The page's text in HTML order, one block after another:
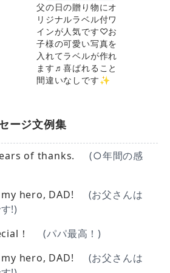
父の日の贈り物にオ
リジナルラベル付ワ
インが人気です♡お
子様の可愛い写真を
入れてラベルが作れ
ます♬喜ばれること
間違いなしです✨
ージ文例集
of thanks.
(○年間の感
hero, DAD!
(お父さんは
!)
！
(パパ最高！)
hero, DAD!
(お父さんは